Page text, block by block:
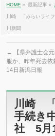
HOME » 最新記事 »
川崎 「みらいライ
川新聞
←
【県弁護士会
服か、昨年死去依
14日新潟日報
川崎
手続き
社 5月